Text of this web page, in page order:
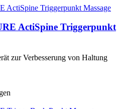
ActiSpine Triggerpunkt
zur Verbesserung von Haltung